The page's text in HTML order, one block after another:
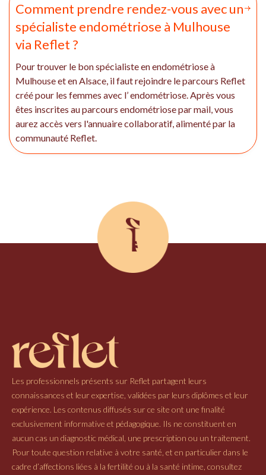
Comment prendre rendez-vous avec un
spécialiste endométriose à Mulhouse
via Reflet ?
Pour trouver le bon spécialiste en endométriose à
Mulhouse et en Alsace, il faut rejoindre le parcours Reflet
créé pour les femmes avec l’ endométriose. Après vous
êtes inscrites au parcours endométriose par mail, vous
aurez accès vers l'annuaire collaboratif, alimenté par la
communauté Reflet.
Les professionnels présents sur Reflet partagent leurs
connaissances et leur expertise, validées par leurs diplômes et leur
expérience. Les contenus diffusés sur ce site ont une finalité
exclusivement informative et pédagogique. Ils ne constituent en
aucun cas un diagnostic médical, une prescription ou un traitement.
Pour toute question relative à votre santé, et en particulier dans le
cadre d’affections liées à la fertilité ou à la santé intime, consultez